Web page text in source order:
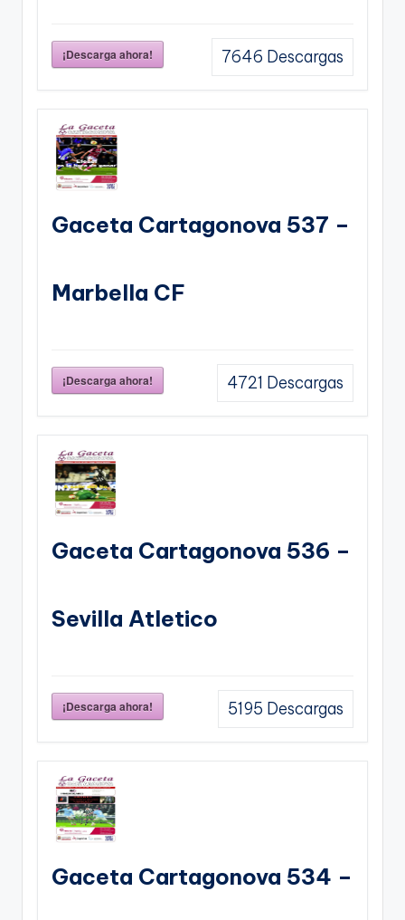
¡Descarga ahora! 7646 Descargas
Gaceta Cartagonova 537 –
Marbella CF
¡Descarga ahora! 4721 Descargas
Gaceta Cartagonova 536 –
Sevilla Atletico
¡Descarga ahora! 5195 Descargas
Gaceta Cartagonova 534 –